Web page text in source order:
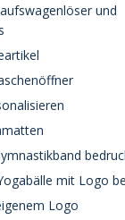
und
mit Logo
Logo